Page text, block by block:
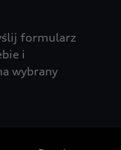
formularz
i
wybrany